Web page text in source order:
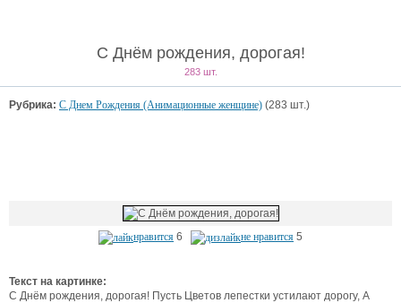
С Днём рождения, дорогая!
283 шт.
Рубрика: С Днем Рождения (Анимационные женщине) (283 шт.)
нравится 6 не нравится 5
Текст на картинке:
С Днём рождения, дорогая! Пусть Цветов лепестки устилают дорогу, А